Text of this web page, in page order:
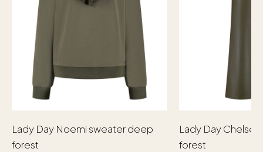
Lady Day Noemi sweater deep
forest
Lady Day
forest